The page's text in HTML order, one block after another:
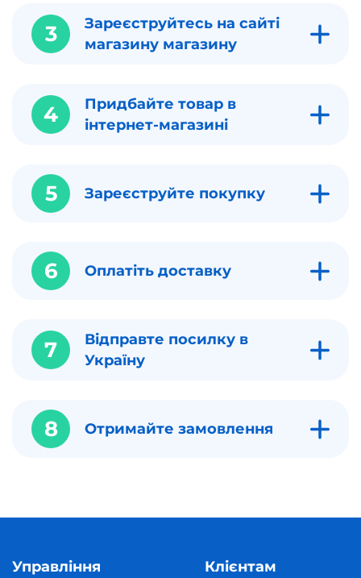
3
Зареєструйтесь на сайті
магазину магазину
4
Придбайте товар в
інтернет-магазині
5 Зареєструйте покупку
6 Оплатіть доставку
7
Відправте посилку в
Україну
8 Отримайте замовлення
Управління
Клієнтам